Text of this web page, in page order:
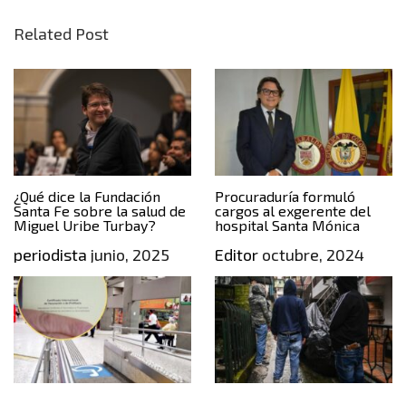
Related Post
¿Qué dice la Fundación
Santa Fe sobre la salud de
Miguel Uribe Turbay?
periodista junio, 2025
Procuraduría formuló
cargos al exgerente del
hospital Santa Mónica
Editoroctubre, 2024